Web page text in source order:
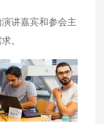
讲嘉宾和参会主
。